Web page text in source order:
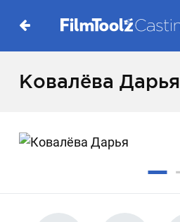
Ковалёва Дарья